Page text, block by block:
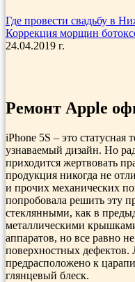
Где провести свадьбу в
Коррекция морщин
24.04.2019 г.
Ремонт Apple
iPhone 5S – это статусная
узнаваемый дизайн. Но
приходится жертвовать
продукция никогда не
и прочих механических
попробовала решить эту
стеклянными, как в
металлическими
аппаратов, но все равно
поверхностных дефектов.
предрасположено к
глянцевый блеск.